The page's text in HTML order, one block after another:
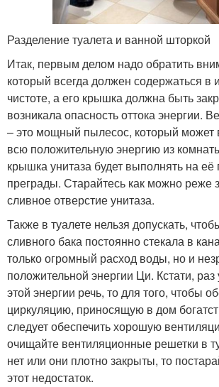
Разделение туалета и ванной шторкой
Итак, первым делом надо обратить
который всегда должен содержаться в
чистоте, а его крышка должна быть
возникала опасность оттока энергии.
– это мощный пылесос, который может
всю положительную энергию из
крышка унитаза будет выполнять на её
преграды. Старайтесь как можно реже
сливное отверстие унитаза.
Также в туалете нельзя допускать,
сливного бака постоянно стекала в
только огромный расход воды, но и
положительной энергии Ци. Кстати,
этой энергии речь, то для того, чтобы
циркуляцию, приносящую в дом
следует обеспечить хорошую
очищайте вентиляционные решетки в
нет или они плотно закрыты, то
этот недостаток.